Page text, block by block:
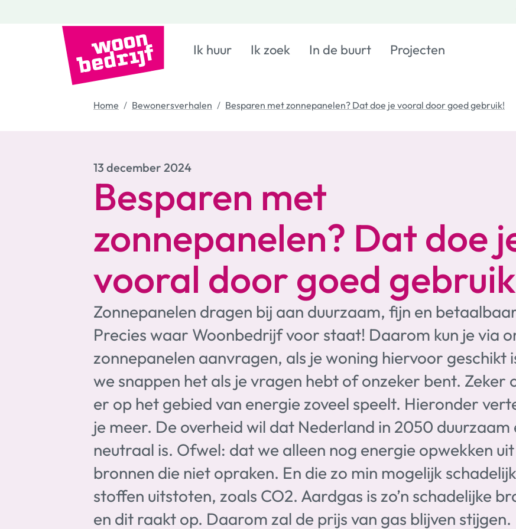
Ik huur Ik zoek In de buurt Projecten
Home Bewonersverhalen Besparen met zonnepanelen? Dat doe je vooral door goed gebruik!
13 december 2024
Besparen met
zonnepanelen? Dat doe
vooral door goed
Zonnepanelen dragen bij aan duurzaam, fijn en
Precies waar Woonbedrijf voor staat! Daarom kun je via
zonnepanelen aanvragen, als je woning hiervoor geschikt
we snappen het als je vragen hebt of onzeker bent. Zeker
er op het gebied van energie zoveel speelt. Hieronder
je meer. De overheid wil dat Nederland in 2050 duurzaam
neutraal is. Ofwel: dat we alleen nog energie opwekken uit
bronnen die niet opraken. En die zo min mogelijk
stoffen uitstoten, zoals CO2. Aardgas is zo’n schadelijke
en dit raakt op. Daarom zal de prijs van gas blijven stijgen.